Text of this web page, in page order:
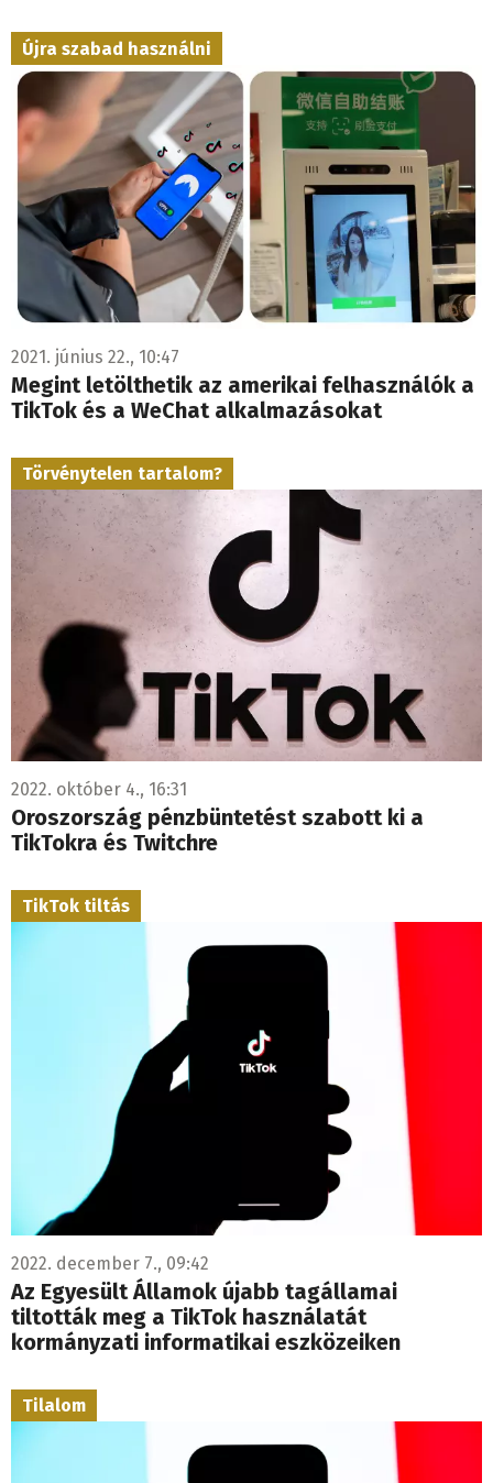
Újra szabad használni
2021. június 22., 10:47
Megint letölthetik az amerikai felhasználók a
TikTok és a WeChat alkalmazásokat
Törvénytelen tartalom?
2022. október 4., 16:31
Oroszország pénzbüntetést szabott ki a
TikTokra és Twitchre
TikTok tiltás
2022. december 7., 09:42
Az Egyesült Államok újabb tagállamai
tiltották meg a TikTok használatát
kormányzati informatikai eszközeiken
Tilalom